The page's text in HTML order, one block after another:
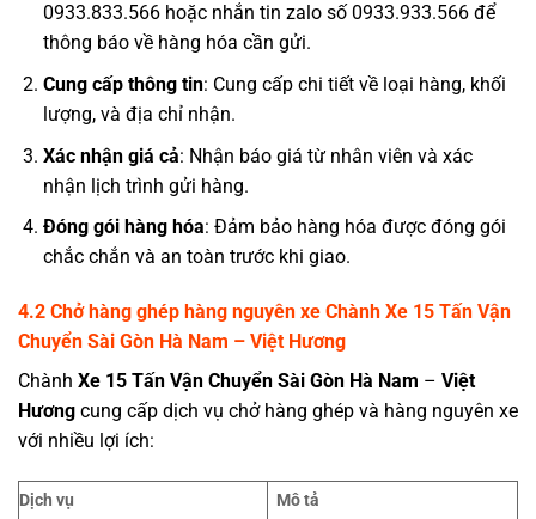
0933.833.566 hoặc nhắn tin zalo số 0933.933.566 để
thông báo về hàng hóa cần gửi.
Cung cấp thông tin: Cung cấp chi tiết về loại hàng, khối
lượng, và địa chỉ nhận.
Xác nhận giá cả: Nhận báo giá từ nhân viên và xác
nhận lịch trình gửi hàng.
Đóng gói hàng hóa: Đảm bảo hàng hóa được đóng gói
chắc chắn và an toàn trước khi giao.
4.2 Chở hàng ghép hàng nguyên xe Chành Xe 15 Tấn Vận
Chuyển Sài Gòn Hà Nam – Việt Hương
Chành Xe 15 Tấn Vận Chuyển Sài Gòn Hà Nam – Việt
Hương cung cấp dịch vụ chở hàng ghép và hàng nguyên xe
với nhiều lợi ích:
Dịch vụ Mô tả